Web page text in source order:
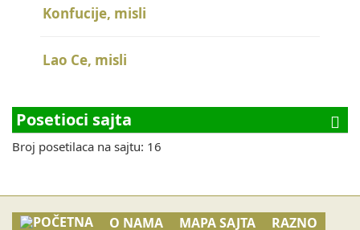
Konfucije, misli
Lao Ce, misli
Posetioci sajta
Broj posetilaca na sajtu: 16
O NAMA MAPA SAJTA RAZNO